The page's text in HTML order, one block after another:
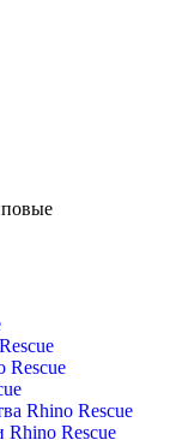
Rescue
Rhino Rescue
Rescue